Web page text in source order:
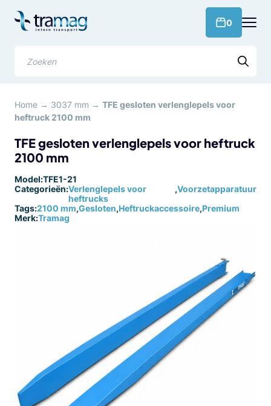
naar
0
Home → 3037 mm → TFE gesloten verlenglepels voor
heftruck 2100 mm
TFE gesloten verlenglepels voor heftruck
2100 mm
Model:TFE1-21
Categorieën:Verlenglepels voor
heftrucks
,Voorzetapparatuur
Tags:2100 mm,Gesloten,Heftruckaccessoire,Premium
Merk:Tramag